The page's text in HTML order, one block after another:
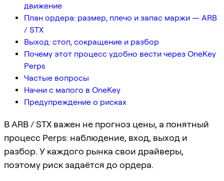
движение
План ордера: размер, плечо и запас маржи — ARB
/ STX
Выход: стоп, сокращение и разбор
Почему этот процесс удобно вести через OneKey
Perps
Частые вопросы
Начни с малого в OneKey
Предупреждение о рисках
В ARB / STX важен не прогноз цены, а понятный
процесс Perps: наблюдение, вход, выход и
разбор. У каждого рынка свои драйверы,
поэтому риск задаётся до ордера.